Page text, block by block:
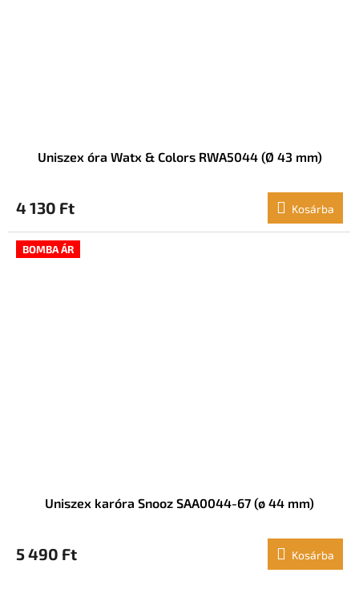
Uniszex óra Watx & Colors RWA5044 (Ø 43 mm)
4 130 Ft Kosárba
BOMBA ÁR
Uniszex karóra Snooz SAA0044-67 (ø 44 mm)
5 490 Ft Kosárba